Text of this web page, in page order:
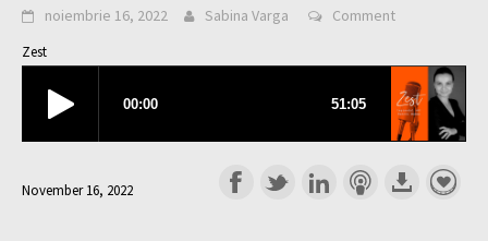
noiembrie 16, 2022 Sabina Varga Comment
Zest
November 16, 2022